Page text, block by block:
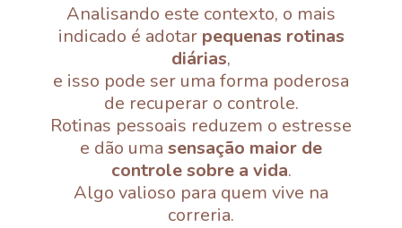
Analisando este contexto, o mais
indicado é adotar pequenas rotinas
diárias,
e isso pode ser uma forma poderosa
de recuperar o controle.
Rotinas pessoais reduzem o estresse
e dão uma sensação maior de
controle sobre a vida.
Algo valioso para quem vive na
correria.